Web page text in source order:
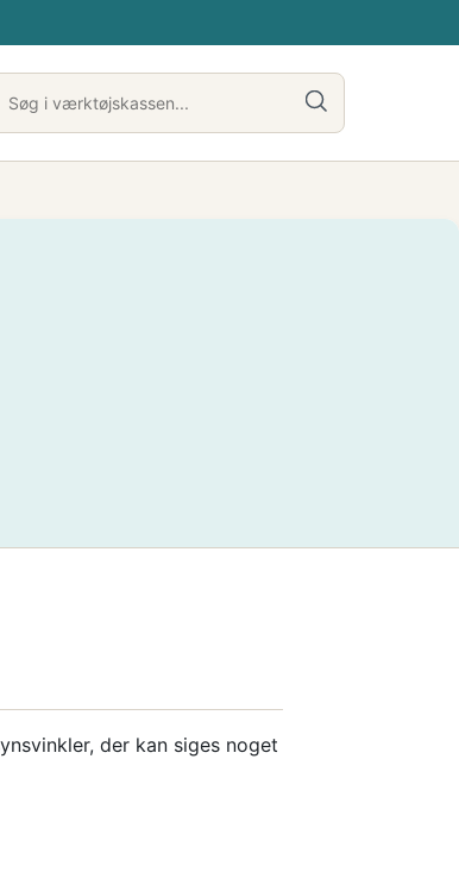
der kan siges noget